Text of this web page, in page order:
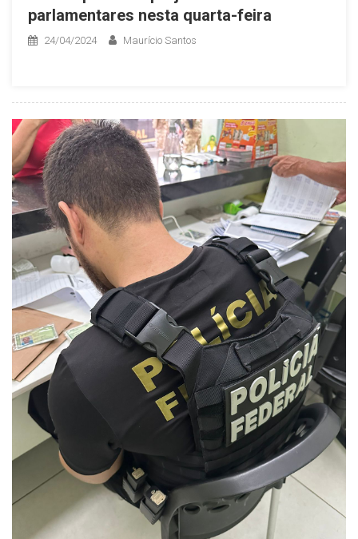
parlamentares nesta quarta-feira
24/04/2024 Maurício Santos